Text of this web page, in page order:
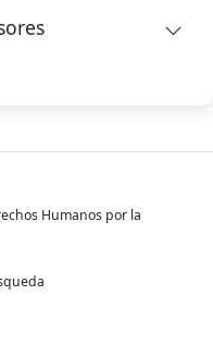
Humanos por la